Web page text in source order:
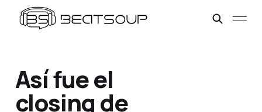
Así fue el
closing de